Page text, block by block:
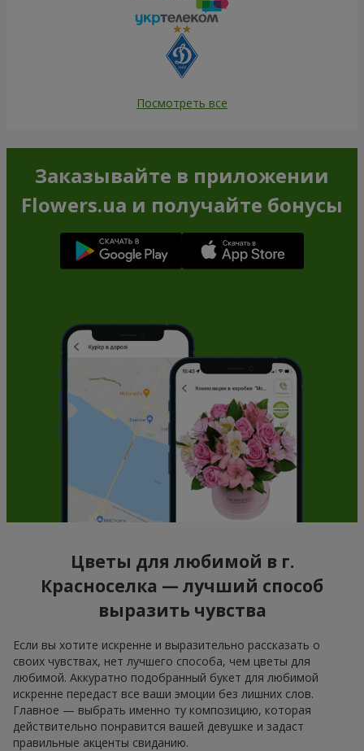
Посмотреть все
Заказывайте в приложении
Flowers.ua и получайте бонусы
Цветы для любимой в г.
Красноселка — лучший способ
выразить чувства
Если вы хотите искренне и выразительно рассказать о
своих чувствах, нет лучшего способа, чем цветы для
любимой. Аккуратно подобранный букет для любимой
искренне передаст все ваши эмоции без лишних слов.
Главное — выбрать именно ту композицию, которая
действительно понравится вашей девушке и задаст
правильные акценты свиданию.